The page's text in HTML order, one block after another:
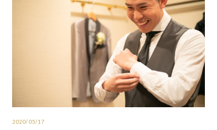
2020/05/17